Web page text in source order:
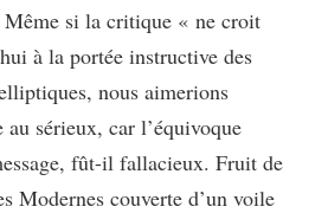
si la critique « ne croit
à la portée instructive des
nous aimerions
au sérieux, car l’équivoque
fût-il fallacieux. Fruit de
Modernes couverte d’un voile